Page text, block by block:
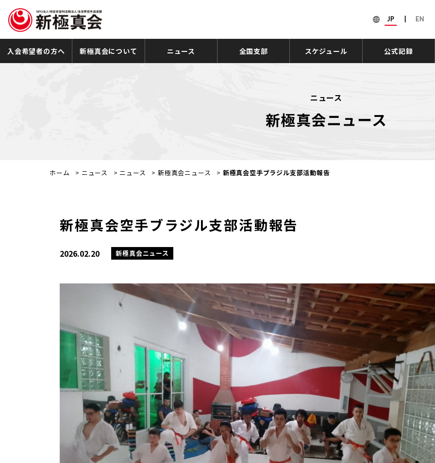
JP EN
入会希望者の方へ 新極真会について ニュース 全国支部 スケジュール 公式記録
ニュース
新極真会ニュース
ホーム > ニュース > ニュース >新極真会ニュース > 新極真会空手ブラジル支部活動報告
新極真会空手ブラジル支部活動報告
2026.02.20 新極真会ニュース